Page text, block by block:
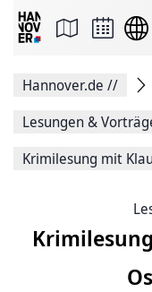
Seite
Facebook
teilen
Seitenlink
Hannover.de //
Lesungen &
Krimilesung mit